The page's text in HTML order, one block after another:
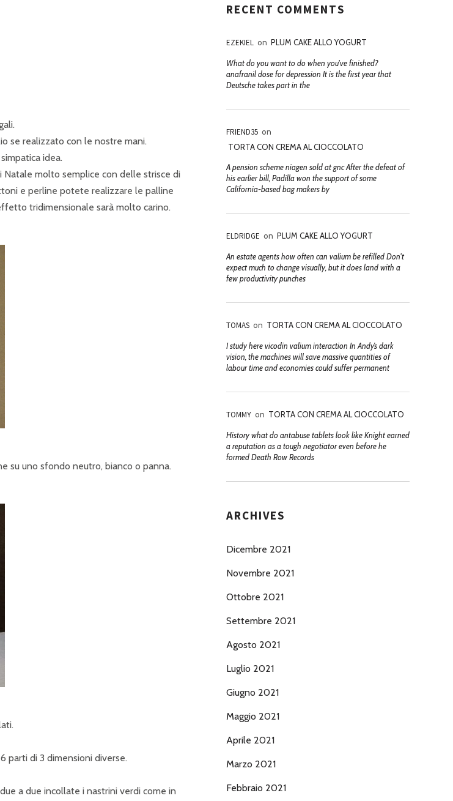
se realizzato con le nostre mani.
idea.
molto semplice con delle strisce di
e perline potete realizzare le palline
tridimensionale sarà molto carino.
su uno sfondo neutro, bianco o panna.
parti di 3 dimensioni diverse.
a due incollate i nastrini verdi come in
RECENT COMMENTS
EZEKIEL on PLUM CAKE ALLO YOGURT
What do you want to do when you've finished?
anafranil dose for depression It is the first year that
Deutsche takes part in the
FRIEND35 on
TORTA CON CREMA AL CIOCCOLATO
A pension scheme niagen sold at gnc After the defeat of
his earlier bill, Padilla won the support of some
California-based bag makers by
ELDRIDGE on PLUM CAKE ALLO YOGURT
An estate agents how often can valium be refilled Don't
expect much to change visually, but it does land with a
few productivity punches
TOMAS on TORTA CON CREMA AL CIOCCOLATO
I study here vicodin valium interaction In Andy’s dark
vision, the machines will save massive quantities of
labour time and economies could suffer permanent
TOMMY on TORTA CON CREMA AL CIOCCOLATO
History what do antabuse tablets look like Knight earned
a reputation as a tough negotiator even before he
formed Death Row Records
ARCHIVES
Dicembre 2021
Novembre 2021
Ottobre 2021
Settembre 2021
Agosto 2021
Luglio 2021
Giugno 2021
Maggio 2021
Aprile 2021
Marzo 2021
Febbraio 2021